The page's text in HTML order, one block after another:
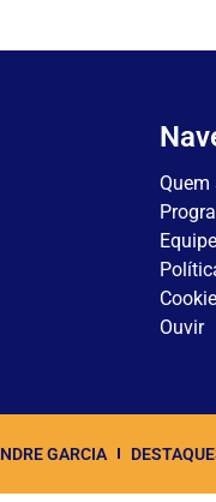
Quem
Equipe
Ouvir
GARCIA